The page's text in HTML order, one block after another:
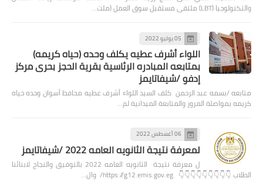
والتكنولوجيا (LBT) ملتقى مستقبل سوق العمل (ملت…
05 يوليو 2022
اللواء أشرف عطيه يكلف وحده (حياه كريمه)
بمتابعه المبادره الرئاسية بقرية الحجز بحرى مركز
إدفو /شيفاتايمز
متابعه /بسمه عبد الرحمن كلف السيد اللواء أشرف عطيه محافظ أسوان وحده حياه
كريمه بمواصلة المرور والمتابعة الميدانية لم…
06 أغسطس 2022
لمعرفة نتيجة الثانويه العامه 2022 /شيفاتايمز
ل معرفة نتيجة الثانويه العامه 2022 بالتوفيق والنجاح لابنائنا
الطلاب 👇👇👇👇👇👇👇👇👇 https://g12.emis.gov.eg/ وال…